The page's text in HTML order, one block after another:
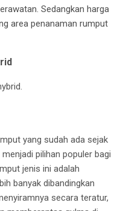
Sedangkan harga
area penanaman rumput
yang sudah ada sejak
pilihan populer bagi
jenis ini adalah
banyak dibandingkan
secara teratur,